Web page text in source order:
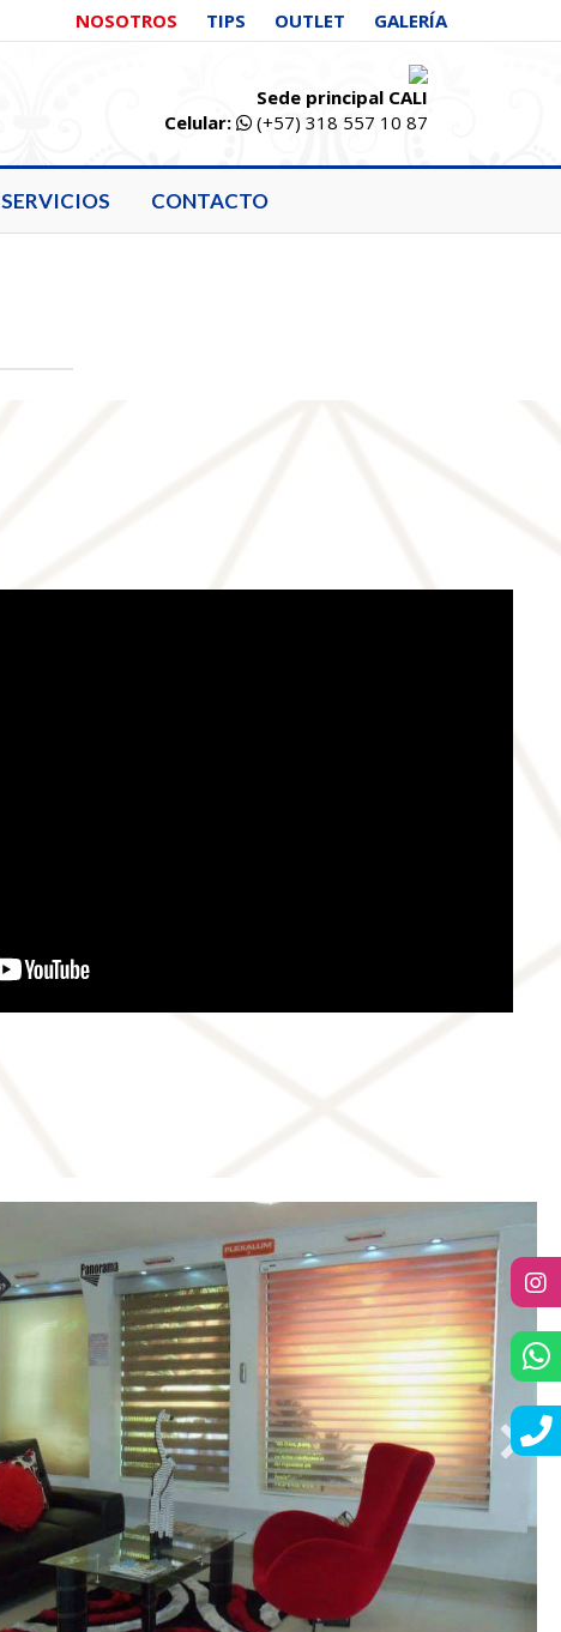
NOSOTROS TIPS OUTLET GALERÍA
Sede principal CALI
Celular:
(+57) 318 557 10 87
SERVICIOS CONTACTO